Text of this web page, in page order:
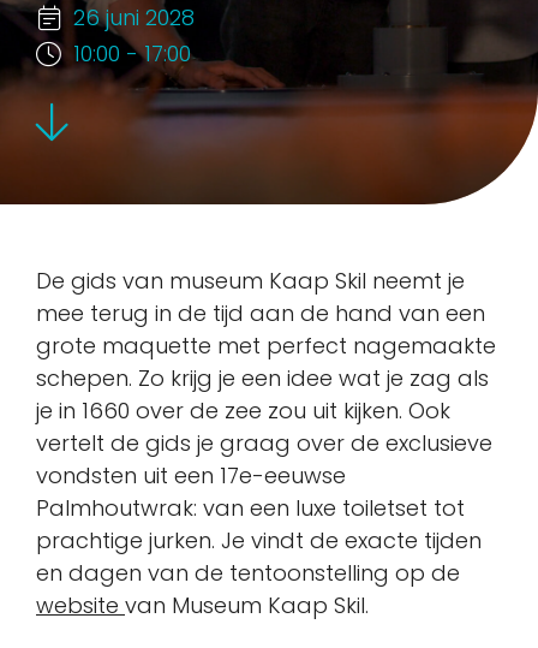
26 juni 2028
10:00 - 17:00
De gids van museum Kaap Skil neemt je
mee terug in de tijd aan de hand van een
grote maquette met perfect nagemaakte
schepen. Zo krijg je een idee wat je zag als
je in 1660 over de zee zou uit kijken. Ook
vertelt de gids je graag over de exclusieve
vondsten uit een 17e-eeuwse
Palmhoutwrak: van een luxe toiletset tot
prachtige jurken. Je vindt de exacte tijden
en dagen van de tentoonstelling op de
website van Museum Kaap Skil.